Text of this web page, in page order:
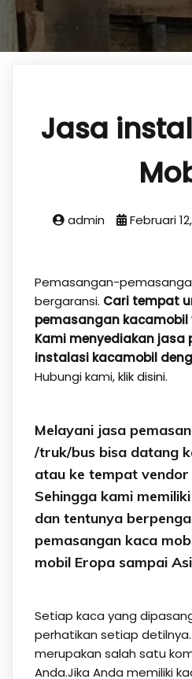
Jasa
admin Februari
Pemasangan-
bergaransi. Cari tempat
pemasangan kacamobil
Kami menyediakan
instalasi kacamobil
Hubungi kami,klik disini.
Melayani jasa
/truk/bus bisa datang
atau ke tempat vendor
Sehingga kami
dan tentunya
pemasangan kaca
mobil Eropa sampai
Setiap kaca yang
perhatikan setiap
merupakan salah satu
Anda.Jika Anda memiliki